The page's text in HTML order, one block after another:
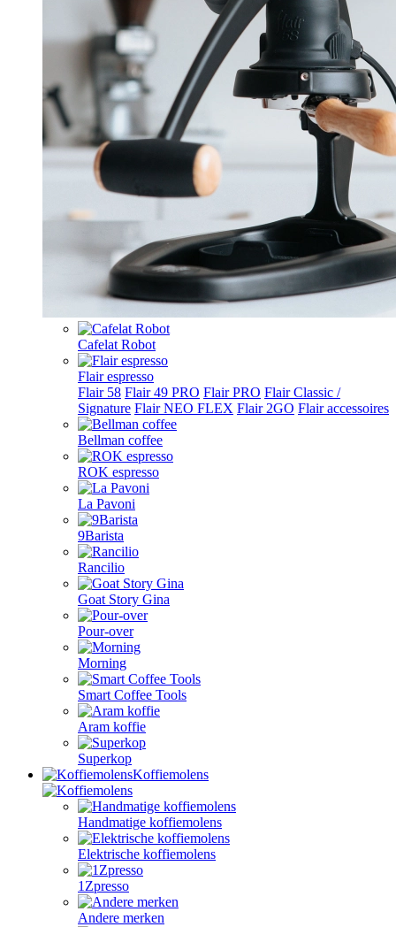
Cafelat Robot
Flair espresso
Flair 58 Flair 49 PRO Flair PRO Flair Classic /
Signature Flair NEO FLEX Flair 2GO Flair accessoires
Bellman coffee
ROK espresso
La Pavoni
9Barista
Rancilio
Goat Story Gina
Pour-over
Morning
Smart Coffee Tools
Aram koffie
Superkop
Koffiemolens
Handmatige koffiemolens
Elektrische koffiemolens
1Zpresso
Andere merken